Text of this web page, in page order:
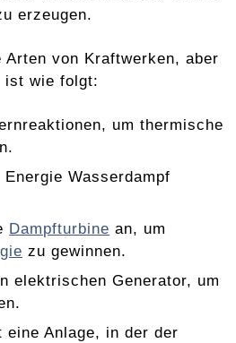
erzeugen.
von Kraftwerken, aber
ist wie folgt:
um thermische
Wasserdampf
Dampfturbine an, um
zu gewinnen.
elektrischen Generator, um
Anlage, in der der